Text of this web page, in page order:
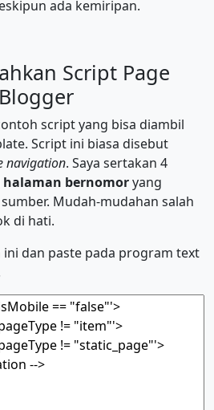
ada kemiripan.
Script Page
script yang bisa diambil
Script ini biasa disebut
navigation. Saya sertakan 4
bernomoryang
Mudah-mudahan salah
di hati.
ini dan paste pada program text